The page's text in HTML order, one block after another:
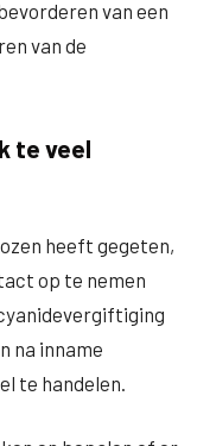
van een
van de
te veel
heeft gegeten,
op te nemen
na inname
te handelen.